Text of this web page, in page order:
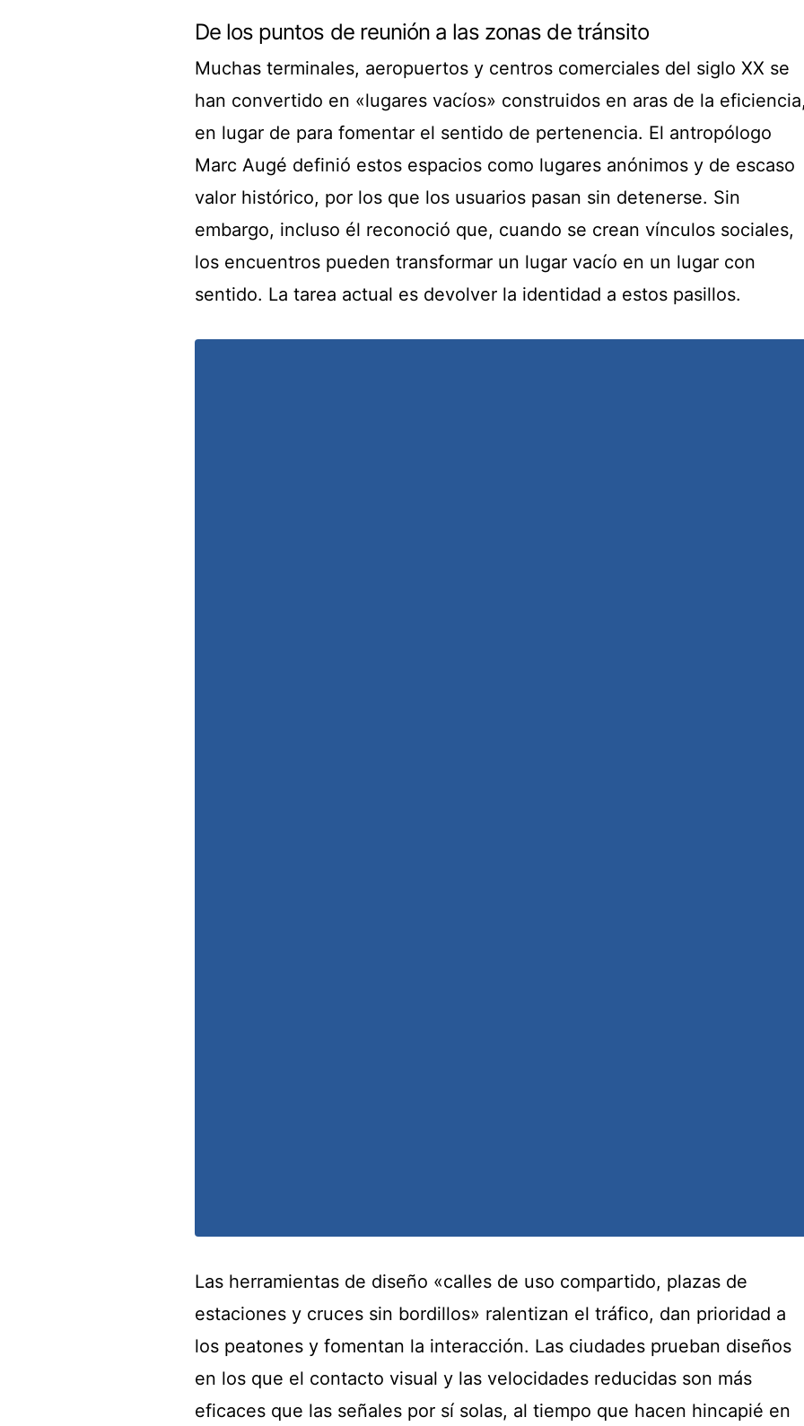
De los puntos de reunión a las zonas de tránsito
Muchas terminales, aeropuertos y centros comerciales del siglo XX se
han convertido en «lugares vacíos» construidos en aras de la
en lugar de para fomentar el sentido de pertenencia. El antropólogo
Marc Augé definió estos espacios como lugares anónimos y de escaso
valor histórico, por los que los usuarios pasan sin detenerse. Sin
embargo, incluso él reconoció que, cuando se crean vínculos sociales,
los encuentros pueden transformar un lugar vacío en un lugar con
sentido. La tarea actual es devolver la identidad a estos pasillos.
Las herramientas de diseño «calles de uso compartido, plazas de
estaciones y cruces sin bordillos» ralentizan el tráfico, dan prioridad a
los peatones y fomentan la interacción. Las ciudades prueban diseños
en los que el contacto visual y las velocidades reducidas son más
eficaces que las señales por sí solas, al tiempo que hacen hincapié en